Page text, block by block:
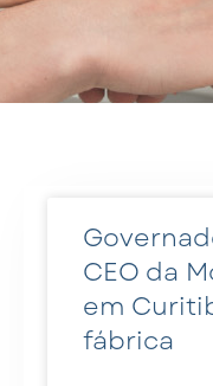
CEO da
em
fábrica